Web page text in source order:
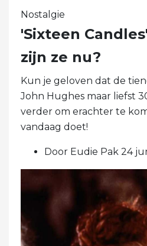
Nostalgie
'Sixteen
zijn ze nu?
Kun je geloven dat de
John Hughes maar liefst
verder om erachter te
vandaag doet!
Door Eudie Pak 24